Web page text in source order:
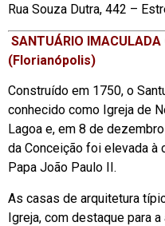
Rua Souza Dutra, 442 –
SANTUÁRIO
(Florianópolis)
Construído em 1750, o
conhecido como Igreja de
Lagoa e, em 8 de
da Conceição foi elevada à
Papa João Paulo II.
As casas de arquitetura
Igreja, com destaque para